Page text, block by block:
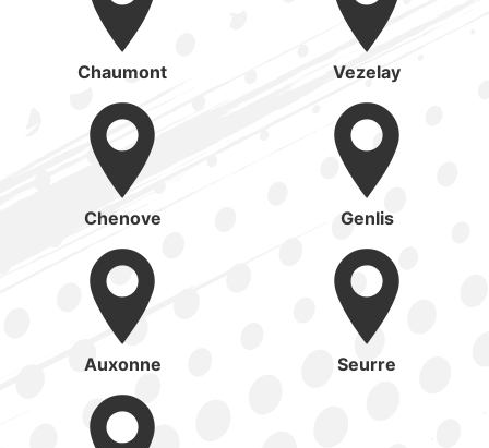
Chaumont Vezelay
Chenove Genlis
Auxonne Seurre